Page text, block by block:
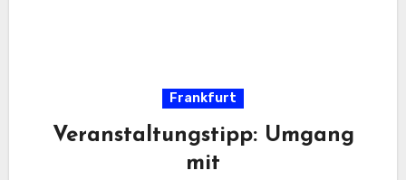
Frankfurt
Veranstaltungstipp: Umgang
mit